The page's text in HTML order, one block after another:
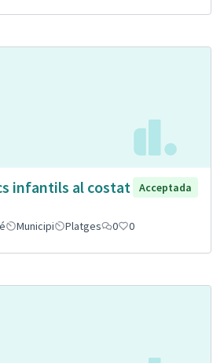
infantils al costat
Acceptada
Municipi Platges 0 0